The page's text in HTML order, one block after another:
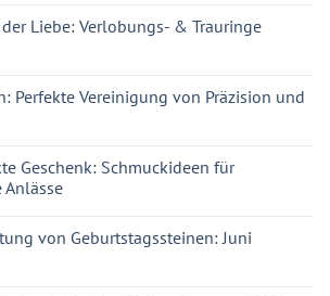
Liebe: Verlobungs- & Trauringe
Perfekte Vereinigung von Präzision und
Geschenk: Schmuckideen für
Anlässe
von Geburtstagssteinen: Juni